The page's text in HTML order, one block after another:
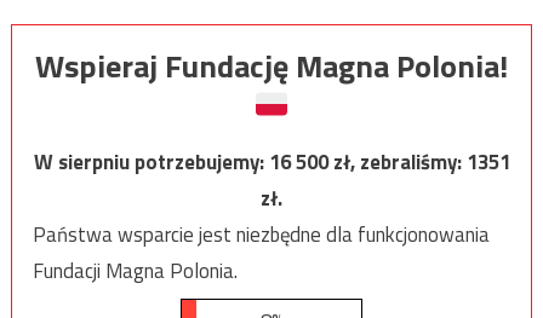
Wspieraj Fundację Magna Polonia!
W sierpniu potrzebujemy:16 500zł, zebraliśmy:1351
zł.
Państwa wsparcie jest niezbędne dla funkcjonowania
Fundacji Magna Polonia.